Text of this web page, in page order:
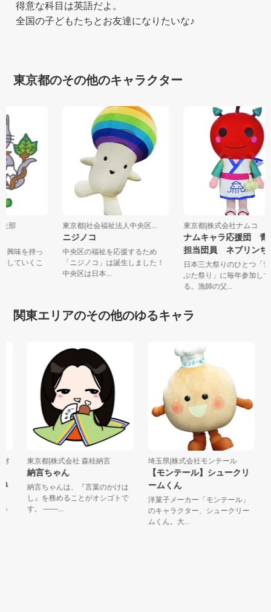
得意な科目は英語だよ。
全国の子どもたちとお友達になりたいな♪
東京都のその他のキャラクター
生部
も興味を持っ
出していくこ
東京都|社会福祉法人中央区...
ニジノコ
中央区の福祉を応援するため
「ニジノコ」は誕生しました！
中央区は日本...
東京都|株式会社ナムコ
ナムキャラ応援団
担当団員 ネブリン
日本三大祭りのひとつ
ぶた祭り」に毎年参加し
る。漁師の父...
関東エリアのその他のゆるキャラ
東京都|株式会社 森桂納言
納言ちゃん
納言ちゃんは、『言葉のかけは
し』を務めることがオシゴトで
す。 ――...
埼玉県|株式会社モンテール
【モンテール】シュークリ
ームくん
洋菓子メーカー「モンテール」
のキャラクター、シュークリー
ムくん。大...